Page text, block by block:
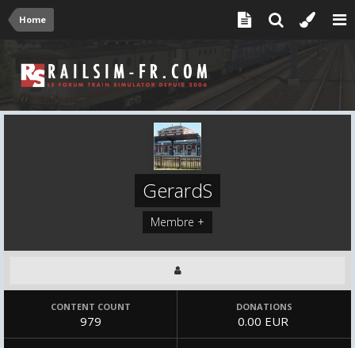
Home
GerardS
Membre +
CONTENT COUNT
979
DONATIONS
0.00 EUR